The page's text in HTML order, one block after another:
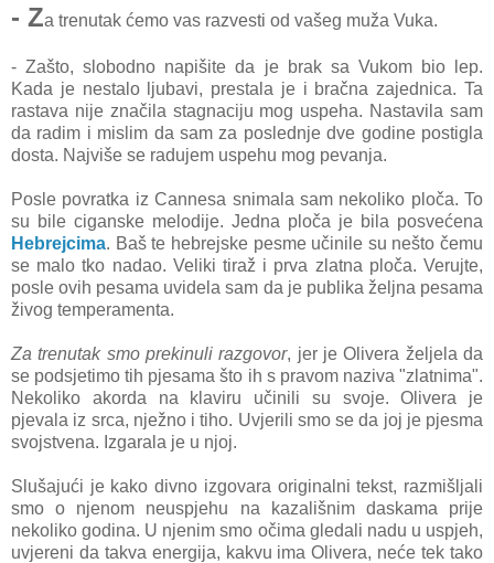
- Za trenutak ćemo vas razvesti od vašeg muža Vuka.
- Zašto, slobodno napišite da je brak sa Vukom bio lep.
Kada je nestalo ljubavi, prestala je i bračna zajednica. Ta
rastava nije značila stagnaciju mog uspeha. Nastavila sam
da radim i mislim da sam za poslednje dve godine postigla
dosta. Najviše se radujem uspehu mog pevanja.
Posle povratka iz Cannesa snimala sam nekoliko ploča. To
su bile ciganske melodije. Jedna ploča je bila posvećena
Hebrejcima. Baš te hebrejske pesme učinile su nešto čemu
se malo tko nadao. Veliki tiraž i prva zlatna ploča. Verujte,
posle ovih pesama uvidela sam da je publika željna pesama
živog temperamenta.
Za trenutak smo prekinuli razgovor, jer je Olivera željela da
se podsjetimo tih pjesama što ih s pravom naziva "zlatnima".
Nekoliko akorda na klaviru učinili su svoje. Olivera je
pjevala iz srca, nježno i tiho. Uvjerili smo se da joj je pjesma
svojstvena. Izgarala je u njoj.
Slušajući je kako divno izgovara originalni tekst, razmišljali
smo o njenom neuspjehu na kazališnim daskama prije
nekoliko godina. U njenim smo očima gledali nadu u uspjeh,
uvjereni da takva energija, kakvu ima Olivera, neće tek tako